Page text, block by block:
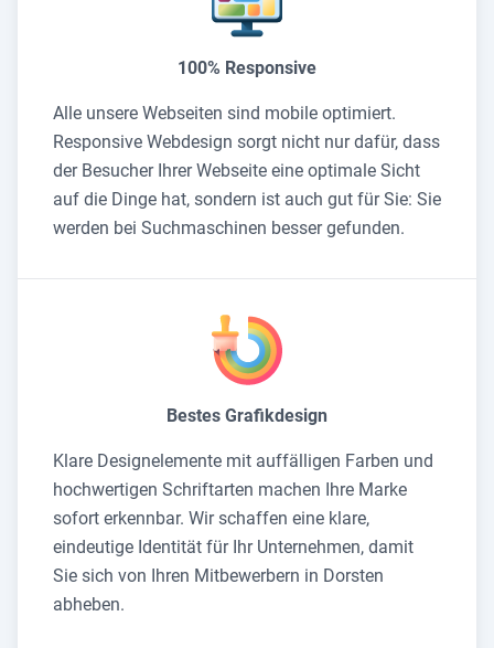
100% Responsive
Alle unsere Webseiten sind mobile optimiert.
Responsive Webdesign sorgt nicht nur dafür, dass
der Besucher Ihrer Webseite eine optimale Sicht
auf die Dinge hat, sondern ist auch gut für Sie: Sie
werden bei Suchmaschinen besser gefunden.
Bestes Grafikdesign
Klare Designelemente mit auffälligen Farben und
hochwertigen Schriftarten machen Ihre Marke
sofort erkennbar. Wir schaffen eine klare,
eindeutige Identität für Ihr Unternehmen, damit
Sie sich von Ihren Mitbewerbern in Dorsten
abheben.